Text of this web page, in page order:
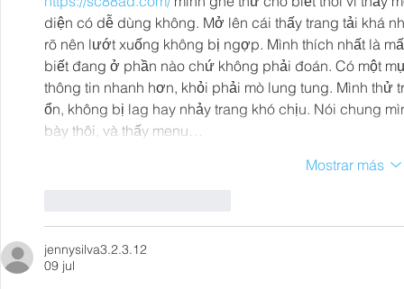
diện có dễ dùng không. Mở lên cái thấy trang tải khá
rõ nên lướt xuống không bị ngợp. Mình thích nhất là
biết đang ở phần nào chứ không phải đoán. Có một
thông tin nhanh hơn, khỏi phải mò lung tung. Mình
ổn, không bị lag hay nhảy trang khó chịu. Nói chung
bày thôi, và thấy menu…
Mostrar más
jennysilva3.2.3.12
09 jul